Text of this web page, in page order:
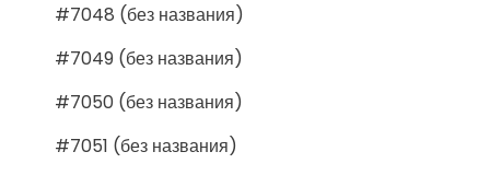
#7048 (без названия)
#7049 (без названия)
#7050 (без названия)
#7051 (без названия)